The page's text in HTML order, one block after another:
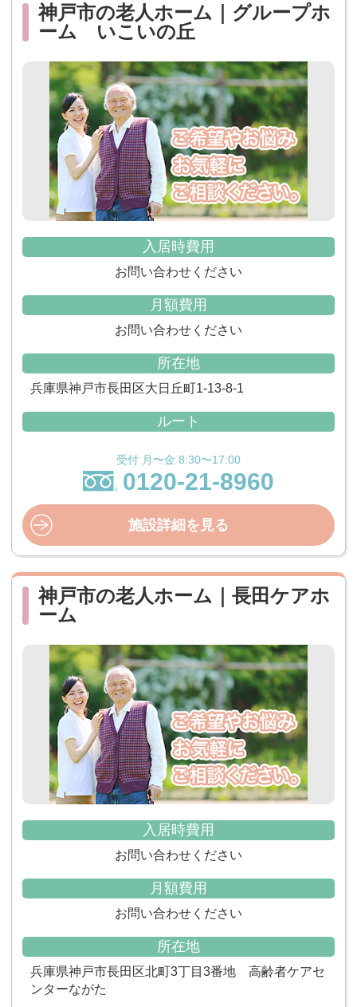
神戸市の老人ホーム｜グループホ
ーム いこいの丘
入居時費用
お問い合わせください
月額費用
お問い合わせください
所在地
兵庫県神戸市長田区大日丘町1-13-8-1
ルート
受付 月〜金 8:30〜17:00
0120-21-8960
施設詳細を見る
神戸市の老人ホーム｜長田ケアホ
ーム
入居時費用
お問い合わせください
月額費用
お問い合わせください
所在地
兵庫県神戸市長田区北町3丁目3番地 高齢者ケアセ
ンターながた